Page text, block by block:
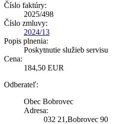
Číslo faktúry:
2025/498
Číslo zmluvy:
2024/13
Popis plnenia:
Poskytnutie služieb servisu
Cena:
184,50 EUR
Odberateľ:
Obec Bobrovec
Adresa:
032 21,Bobrovec 90